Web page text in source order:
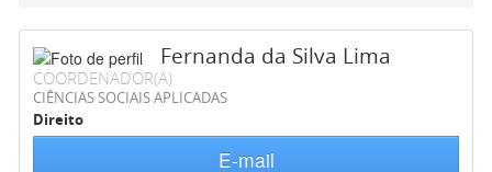
Fernanda da Silva Lima
COORDENADOR(A)
CIÊNCIAS SOCIAIS APLICADAS
Direito
E-mail